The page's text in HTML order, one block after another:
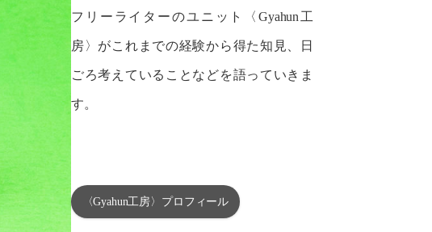
フリーライターのユニット〈Gyahun工
房〉がこれまでの経験から得た知見、日
ごろ考えていることなどを語っていきま
す。
〈Gyahun工房〉プロフィール